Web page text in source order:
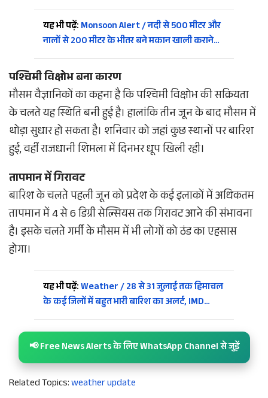
यह भी पढ़ें: Monsoon Alert / नदी से 500 मीटर और
नालों से 200 मीटर के भीतर बने मकान खाली कराने…
पश्चिमी विक्षोभ बना कारण
मौसम वैज्ञानिकों का कहना है कि पश्चिमी विक्षोभ की सक्रियता
के चलते यह स्थिति बनी हुई है। हालांकि तीन जून के बाद मौसम में
थोड़ा सुधार हो सकता है। शनिवार को जहां कुछ स्थानों पर बारिश
हुई, वहीं राजधानी शिमला में दिनभर धूप खिली रही।
तापमान में गिरावट
बारिश के चलते पहली जून को प्रदेश के कई इलाकों में अधिकतम
तापमान में 4 से 6 डिग्री सेल्सियस तक गिरावट आने की संभावना
है। इसके चलते गर्मी के मौसम में भी लोगों को ठंड का एहसास
होगा।
यह भी पढ़ें:Weather / 28 से 31 जुलाई तक हिमाचल
के कई जिलों में बहुत भारी बारिश का अलर्ट, IMD…
📢 Free News Alerts के लिए WhatsApp Channel से जुड़ें
Related Topics:weather update